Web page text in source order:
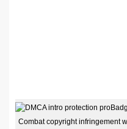
Combat copyright infringement